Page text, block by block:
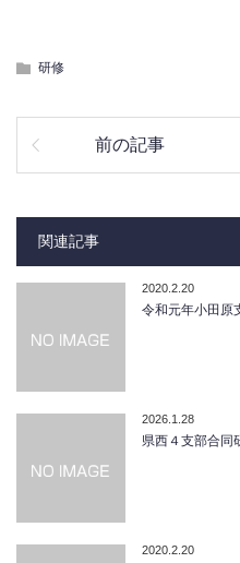
研修
前の記事
関連記事
2020.2.20
令和元年小田原
2026.1.28
県西４支部合同
2020.2.20